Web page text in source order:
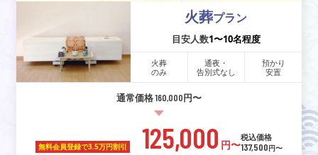
火葬プラン
目安人数1〜10名程度
火葬
のみ
通夜・
告別式なし
預かり
安置
通常価格 160,000円〜
無料会員登録で3.5万円割引 125,000 円〜
税込価格
137,500円〜